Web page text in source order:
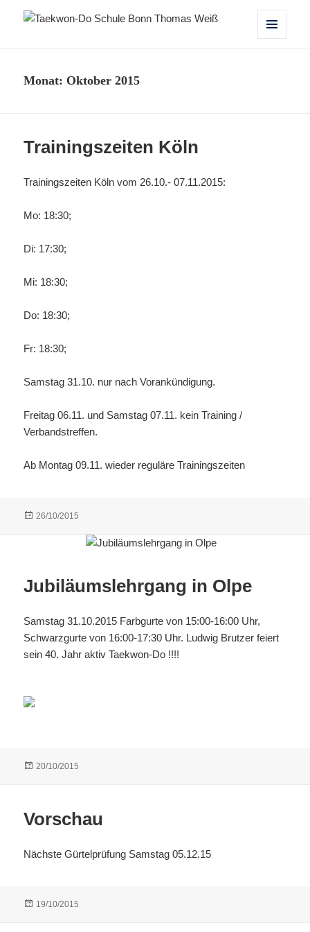
Monat: Oktober 2015
Trainingszeiten Köln
Trainingszeiten Köln vom 26.10.- 07.11.2015:
Mo: 18:30;
Di: 17:30;
Mi: 18:30;
Do: 18:30;
Fr: 18:30;
Samstag 31.10. nur nach Vorankündigung.
Freitag 06.11. und Samstag 07.11. kein Training /
Verbandstreffen.
Ab Montag 09.11. wieder reguläre Trainingszeiten
Veröffentlicht
26/10/2015
Jubiläumslehrgang in Olpe
Samstag 31.10.2015 Farbgurte von 15:00-16:00 Uhr,
Schwarzgurte von 16:00-17:30 Uhr. Ludwig Brutzer feiert
sein 40. Jahr aktiv Taekwon-Do !!!!
Veröffentlicht
20/10/2015
Vorschau
Nächste Gürtelprüfung Samstag 05.12.15
Veröffentlicht
19/10/2015